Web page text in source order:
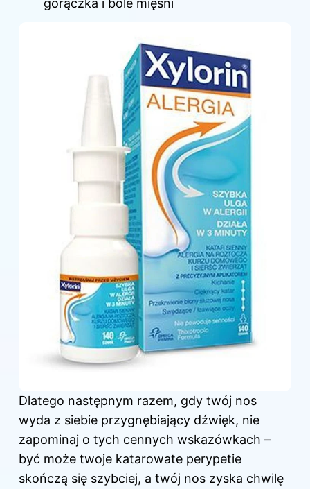
Dlatego następnym razem, gdy twój nos
wyda z siebie przygnębiający dźwięk, nie
zapominaj o tych cennych wskazówkach –
być może twoje katarowate perypetie
skończą się szybciej, a twój nos zyska chwilę